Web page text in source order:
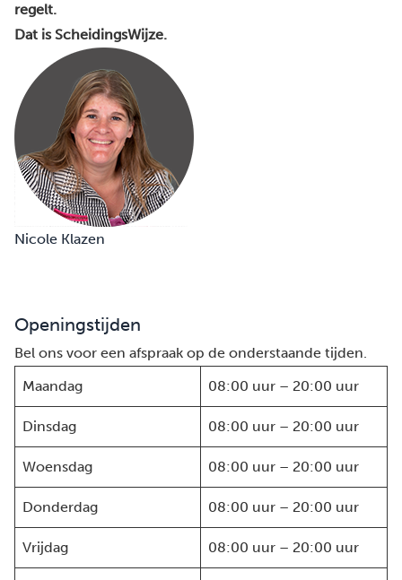
regelt.
Dat is ScheidingsWijze.
Nicole Klazen
Openingstijden
Bel ons voor een afspraak op de onderstaande tijden.
Maandag
08:00 uur – 20:00 uur
Dinsdag 08:00 uur – 20:00 uur
Woensdag 08:00 uur – 20:00 uur
Donderdag 08:00 uur – 20:00 uur
Vrijdag 08:00 uur – 20:00 uur